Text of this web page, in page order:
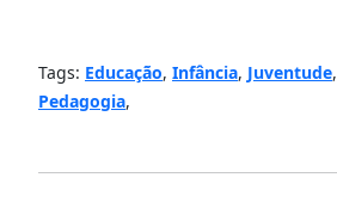
Tags: Educação, Infância, Juventude,
Pedagogia,